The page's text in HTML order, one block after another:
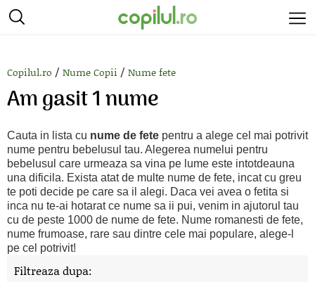
Copilul.ro / Nume Copii / Nume fete
Am gasit 1 nume
Cauta in lista cu nume de fete pentru a alege cel mai potrivit
nume pentru bebelusul tau. Alegerea numelui pentru
bebelusul care urmeaza sa vina pe lume este intotdeauna
una dificila. Exista atat de multe nume de fete, incat cu greu
te poti decide pe care sa il alegi. Daca vei avea o fetita si
inca nu te-ai hotarat ce nume sa ii pui, venim in ajutorul tau
cu de peste 1000 de nume de fete. Nume romanesti de fete,
nume frumoase, rare sau dintre cele mai populare, alege-l
pe cel potrivit!
Filtreaza dupa: